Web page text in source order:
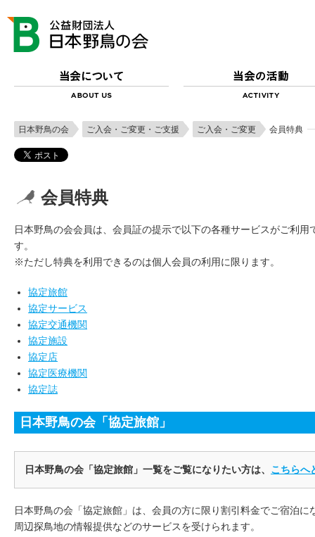
日本野鳥の会 ご入会・ご変更・ご支援 ご入会・ご変更 会員特典
会員特典
日本野鳥の会会員は、会員証の提示で以下の各種サービスがご利用
す。
※ただし特典を利用できるのは個人会員の利用に限ります。
協定旅館
協定サービス
協定交通機関
協定施設
協定店
協定医療機関
協定誌
日本野鳥の会「協定旅館」
日本野鳥の会「協定旅館」一覧をご覧になりたい方は、 こちらへ
日本野鳥の会「協定旅館」は、会員の方に限り割引料金でご宿泊に
周辺探鳥地の情報提供などのサービスを受けられます。